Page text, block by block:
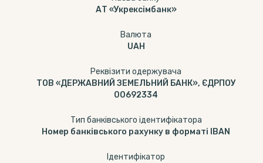
АТ «Укрексімбанк»
Валюта
UAH
Реквізити одержувача
ТОВ «ДЕРЖАВНИЙ ЗЕМЕЛЬНИЙ БАНК», ЄДРПОУ
00692334
Тип банківського ідентифікатора
Номер банківського рахунку в форматі IBAN
Ідентифікатор